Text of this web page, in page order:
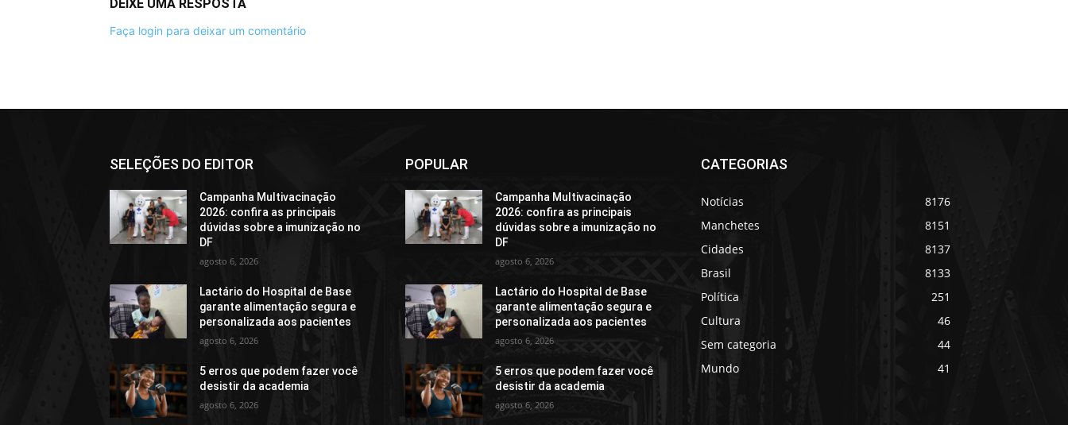
DEIXE UMA RESPOSTA
Faça login para deixar um comentário
SELEÇÕES DO EDITOR
Campanha Multivacinação
2026: confira as principais
dúvidas sobre a imunização no
DF
agosto 6, 2026
Lactário do Hospital de Base
garante alimentação segura e
personalizada aos pacientes
agosto 6, 2026
5 erros que podem fazer você
desistir da academia
agosto 6, 2026
POPULAR
Campanha Multivacinação
2026: confira as principais
dúvidas sobre a imunização no
DF
agosto 6, 2026
Lactário do Hospital de Base
garante alimentação segura e
personalizada aos pacientes
agosto 6, 2026
5 erros que podem fazer você
desistir da academia
agosto 6, 2026
CATEGORIAS
Notícias
8176
Manchetes
8151
Cidades
8137
Brasil
8133
Política
251
Cultura
46
Sem categoria
44
Mundo
41